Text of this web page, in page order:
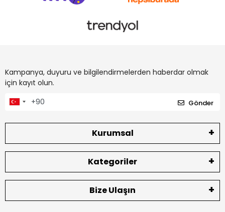
Kampanya, duyuru ve bilgilendirmelerden haberdar olmak
için kayıt olun.
Gönder
Kurumsal
Kategoriler
Bize Ulaşın